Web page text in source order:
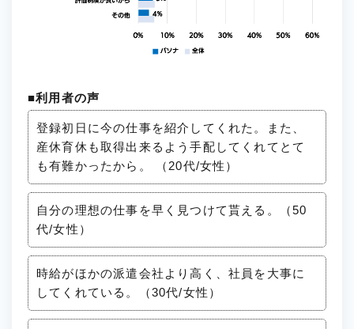
■利用者の声
登録初日に今の仕事を紹介してくれた。また、
産休育休も取得出来るよう手配してくれてとて
も有難かったから。 （20代/女性）
自分の理想の仕事を早く見つけて貰える。（50
代/女性）
時給がほかの派遣会社より高く、社員を大事に
してくれている。（30代/女性）